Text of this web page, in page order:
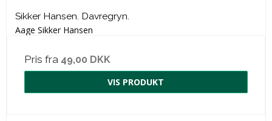
Sikker Hansen. Davregryn.
Aage Sikker Hansen
Pris fra 49,00 DKK
VIS PRODUKT